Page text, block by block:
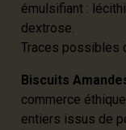
émulsifiant :
dextrose.
Traces possibles
Biscuits
commerce
entiers issus de